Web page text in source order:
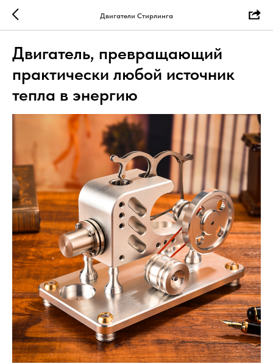
Двигатели Стирлинга
Двигатель, превращающий
практически любой источник
тепла в энергию